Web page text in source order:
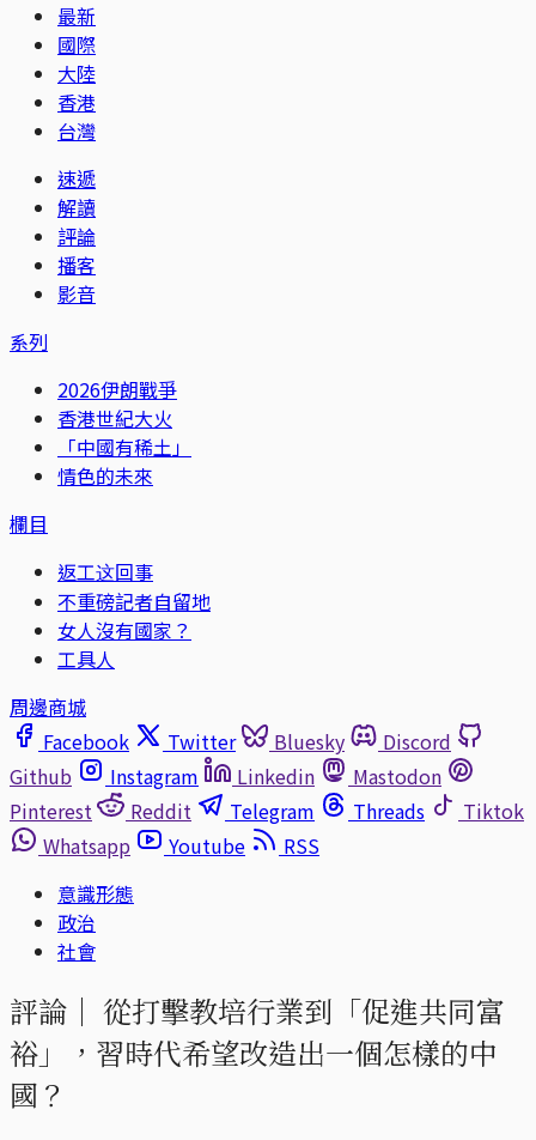
最新
國際
大陸
香港
台灣
速遞
解讀
評論
播客
影音
系列
2026伊朗戰爭
香港世紀大火
「中國有稀土」
情色的未來
欄目
返工这回事
不重磅記者自留地
女人沒有國家？
工具人
周邊商城
Facebook
Twitter Bluesky
Discord
Github
Instagram Linkedin
Mastodon
Pinterest
Reddit Telegram Threads
Tiktok
Whatsapp
Youtube
RSS
意識形態
政治
社會
評論｜ 從打擊教培行業到「促進共同富
裕」，習時代希望改造出一個怎樣的中
國？